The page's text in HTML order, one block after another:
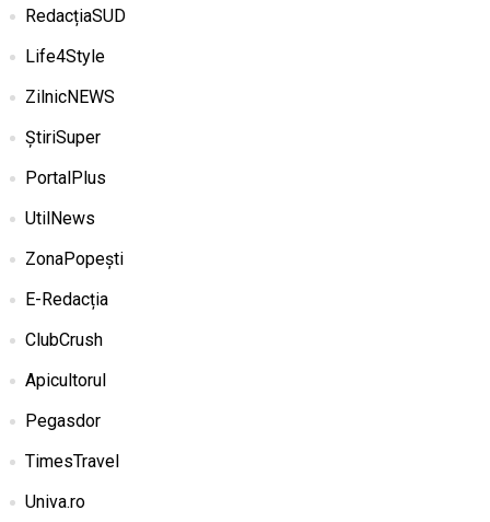
RedacțiaSUD
Life4Style
ZilnicNEWS
ȘtiriSuper
PortalPlus
UtilNews
ZonaPopești
E-Redacția
ClubCrush
Apicultorul
Pegasdor
TimesTravel
Univa.ro